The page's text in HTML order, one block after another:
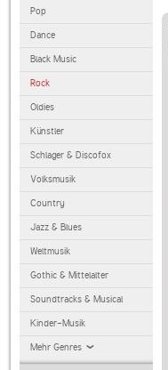
Pop
Dance
Black Music
Rock
Oldies
Künstler
Schlager & Discofox
Volksmusik
Country
Jazz & Blues
Weltmusik
Gothic & Mittelalter
Soundtracks & Musical
Kinder-Musik
Mehr Genres